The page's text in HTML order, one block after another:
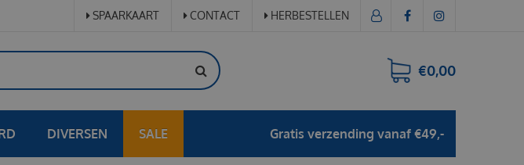
SPAARKAART CONTACT HERBESTELLEN
€0,00
DIVERSEN SALE Gratis verzending vanaf €49,-